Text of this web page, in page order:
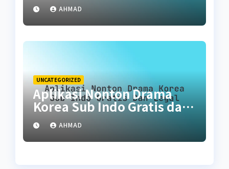
AHMAD
UNCATEGORIZED
Aplikasi Nonton Drama
Korea Sub Indo Gratis dan
LegalAHMAD